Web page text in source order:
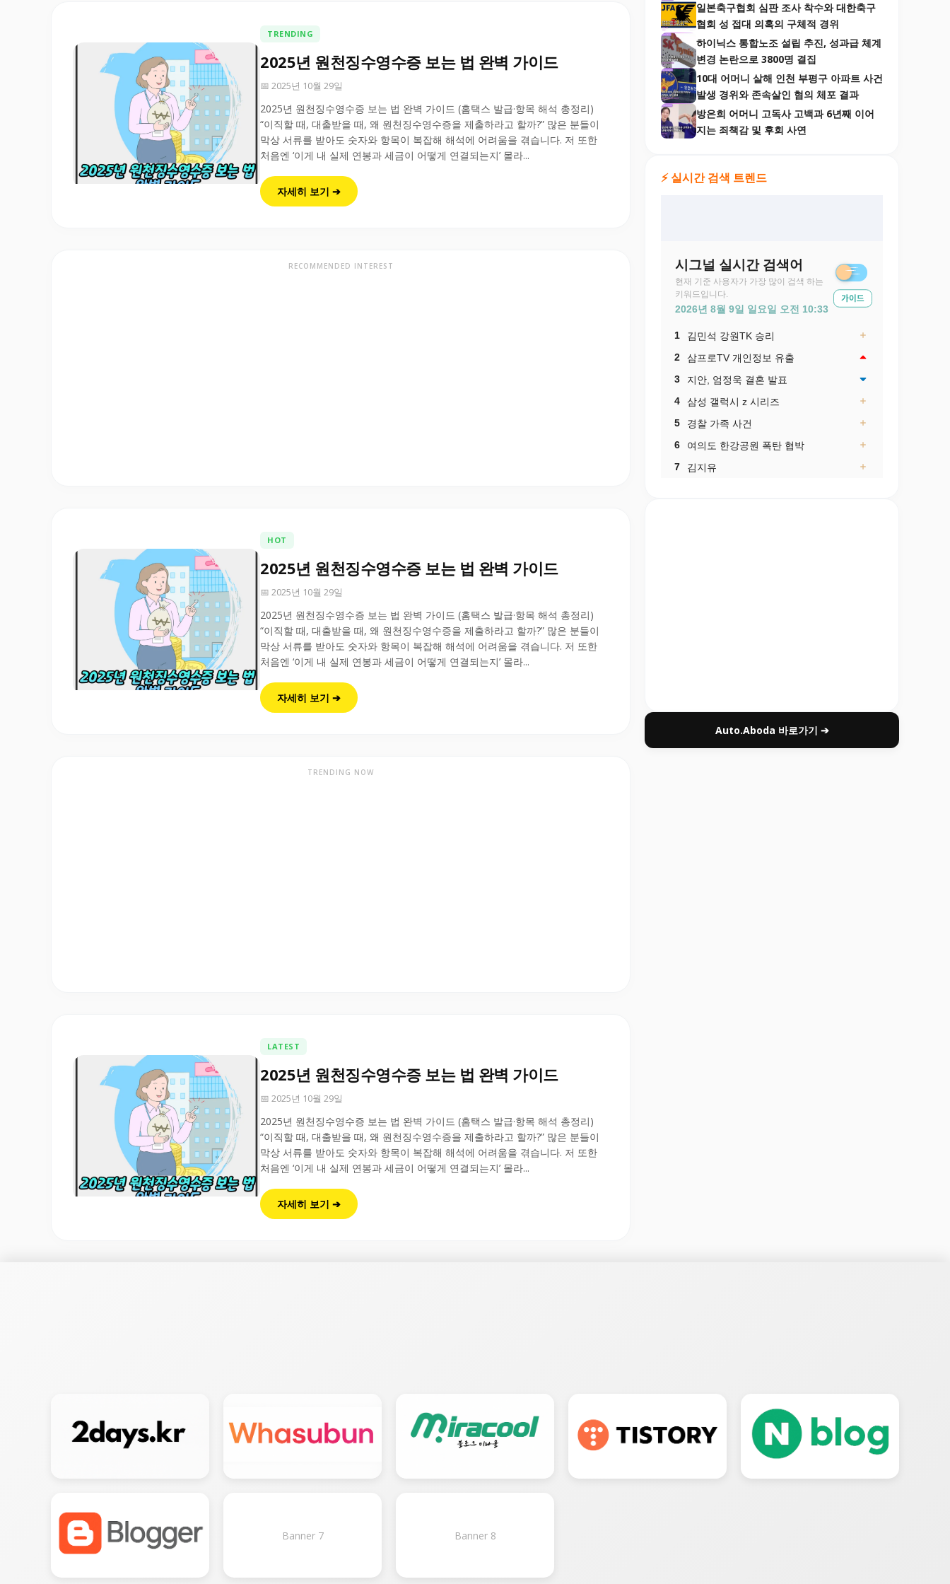
TRENDING
2025년 원천징수영수증 보는 법 완벽 가이드
📅 2025년 10월 29일
2025년 원천징수영수증 보는 법 완벽 가이드 (홈택스 발급·항목 해석 총정리)
“이직할 때, 대출받을 때, 왜 원천징수영수증을 제출하라고 할까?” 많은 분들이
막상 서류를 받아도 숫자와 항목이 복잡해 해석에 어려움을 겪습니다. 저 또한
처음엔 ‘이게 내 실제 연봉과 세금이 어떻게 연결되는지’ 몰라...
자세히 보기 ➔
RECOMMENDED INTEREST
HOT
2025년 원천징수영수증 보는 법 완벽 가이드
📅 2025년 10월 29일
2025년 원천징수영수증 보는 법 완벽 가이드 (홈택스 발급·항목 해석 총정리)
“이직할 때, 대출받을 때, 왜 원천징수영수증을 제출하라고 할까?” 많은 분들이
막상 서류를 받아도 숫자와 항목이 복잡해 해석에 어려움을 겪습니다. 저 또한
처음엔 ‘이게 내 실제 연봉과 세금이 어떻게 연결되는지’ 몰라...
자세히 보기 ➔
TRENDING NOW
LATEST
2025년 원천징수영수증 보는 법 완벽 가이드
📅 2025년 10월 29일
2025년 원천징수영수증 보는 법 완벽 가이드 (홈택스 발급·항목 해석 총정리)
“이직할 때, 대출받을 때, 왜 원천징수영수증을 제출하라고 할까?” 많은 분들이
막상 서류를 받아도 숫자와 항목이 복잡해 해석에 어려움을 겪습니다. 저 또한
처음엔 ‘이게 내 실제 연봉과 세금이 어떻게 연결되는지’ 몰라...
자세히 보기 ➔
일본축구협회 심판 조사 착수와 대한축구
협회 성 접대 의혹의 구체적 경위
하이닉스 통합노조 설립 추진, 성과급 체계
변경 논란으로 3800명 결집
10대 어머니 살해 인천 부평구 아파트 사건
발생 경위와 존속살인 혐의 체포 결과
방은희 어머니 고독사 고백과 6년째 이어
지는 죄책감 및 후회 사연
⚡ 실시간 검색 트렌드
Auto.Aboda 바로가기 ➔
Banner 7 Banner 8